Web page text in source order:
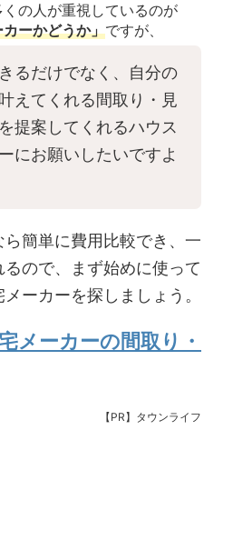
の人が重視しているのが
ーかどうか」ですが、
るだけでなく、自分の
えてくれる間取り・見
提案してくれるハウス
にお願いしたいですよ
ら簡単に費用比較でき、一
ので、まず始めに使って
ーカーを探しましょう。
メーカーの間取り・
【PR】タウンライフ